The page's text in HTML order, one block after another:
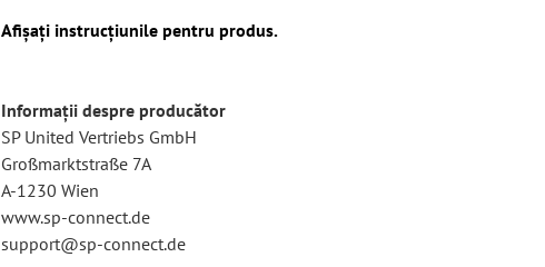
Afișați instrucțiunile pentru produs.
Informații despre producător
SP United Vertriebs GmbH
Großmarktstraße 7A
A-1230 Wien
www.sp-connect.de
support@sp-connect.de